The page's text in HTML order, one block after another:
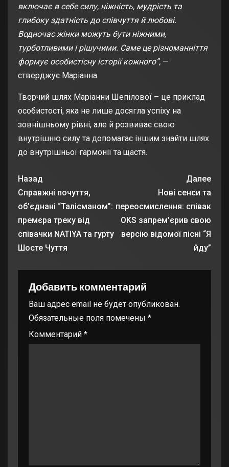
включає в себе силу, ніжність, мудрість та
глибоку здатність до співчуття й любові.
Водночас жінки можуть бути ніжними,
турботливими і рішучими. Саме це різноманніття
формує особистісну історії кожного”, —
стверджує Маріанна.
Творчий шлях Маріанни Шепілової – це приклад
особистості, яка не лише досягла успіху на
зовнішньому рівні, але й розвиває свою
внутрішню силу та допомагає іншим знайти шлях
до внутрішньої гармонії та щастя.
Назад
Справжні почуття,
об’єднані “Талісманом”:
премєра треку від
співачки NATIYA та гурту
Шосте Чуття
Далее
Нові сенси та
переосмислення: співак
OKS запрем’єрив свою
версію відомої пісні “Я
йду”
Добавить комментарий
Ваш адрес email не будет опубликован.
Обязательные поля помечены *
Комментарий *